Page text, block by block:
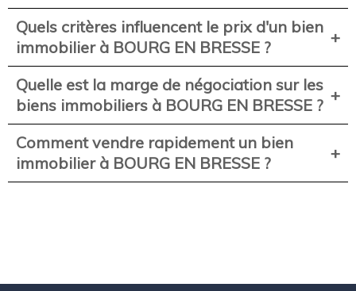
Quels critères influencent le prix d'un bien
immobilier à BOURG EN BRESSE ?
Quelle est la marge de négociation sur les
biens immobiliers à BOURG EN BRESSE ?
Comment vendre rapidement un bien
immobilier à BOURG EN BRESSE ?